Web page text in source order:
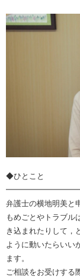
◆ひとこと
弁護士の横地明美と
もめごとやトラブル
き込まれたりして，
ように動いたらいい
ます。
ご相談をお受けする